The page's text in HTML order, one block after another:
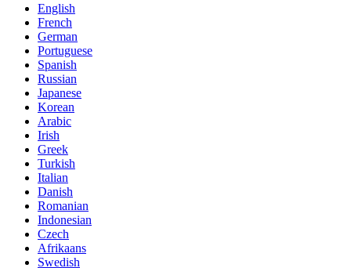
English
French
German
Portuguese
Spanish
Russian
Japanese
Korean
Arabic
Irish
Greek
Turkish
Italian
Danish
Romanian
Indonesian
Czech
Afrikaans
Swedish